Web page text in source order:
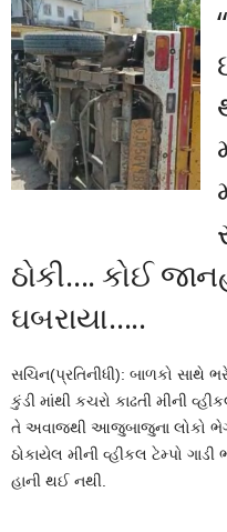
ઠોકી…. કોઈ
ઘબરાયા…..
સચિન(પ્રતિનીધી): બાળકો સાથે
કુંડી માંથી કચરો કાઢતી મીની
તે અવાજથી આજુબાજુના લોકો
ઠોકાયેલ મીની વ્હીકલ ટેમ્પો
હાની થઈ નથી.